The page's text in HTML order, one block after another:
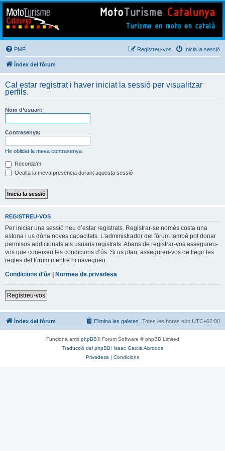
Mototurisme
Turisme en moto en català
PMF Inicia la sessió
Registreu-vos
Índex del fòrum
Cal estar registrat i haver iniciat la sessió per visualitzar
perfils.
Nom d’usuari:
Contrasenya:
He oblidat la meva contrasenya
Recorda’m
Oculta la meva presència durant aquesta sessió
REGISTREU-VOS
Per iniciar una sessió heu d’estar registrats. Registrar-se només costa una
estona i us dóna noves capacitats. L’administrador del fòrum també pot donar
permisos addicionals als usuaris registrats. Abans de registrar-vos assegureu-
vos que coneixeu les condicions d’ús. Si us plau, assegureu-vos de llegir les
regles del fòrum mentre hi navegueu.
Condicions d’ús | Normes de privadesa
Registreu-vos
Índex del fòrum Totes les hores són UTC+02:00
Elimina les galetes
Funciona amb phpBB® Forum Software © phpBB Limited
Traducció del phpBB: Isaac Garcia Abrodos
Privadesa | Condicions